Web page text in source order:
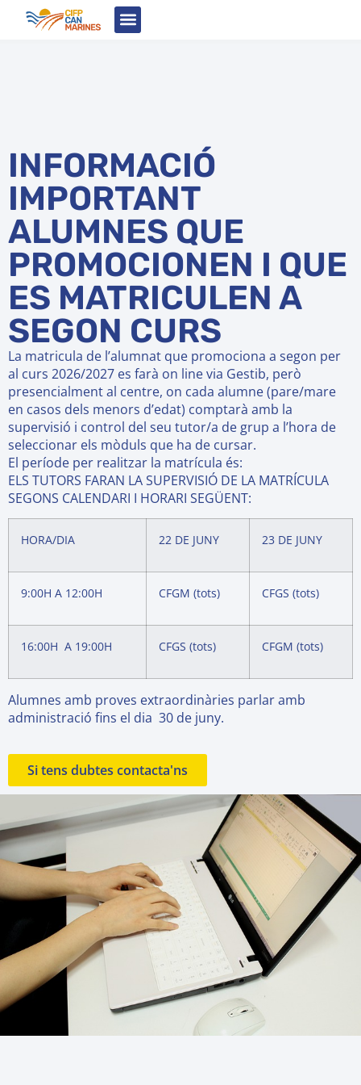
INFORMACIÓ
IMPORTANT
ALUMNES QUE
PROMOCIONEN I QUE
ES MATRICULEN A
SEGON CURS
La matricula de l’alumnat que promociona a segon per
al curs 2026/2027 es farà on line via Gestib, però
presencialment al centre, on cada alumne (pare/mare
en casos dels menors d’edat) comptarà amb la
supervisió i control del seu tutor/a de grup a l’hora de
seleccionar els mòduls que ha de cursar.
El període per realitzar la matrícula és:
ELS TUTORS FARAN LA SUPERVISIÓ DE LA MATRÍCULA
SEGONS CALENDARI I HORARI SEGÜENT:
HORA/DIA 22 DE JUNY 23 DE JUNY
9:00H A 12:00H CFGM (tots) CFGS (tots)
16:00H A 19:00H CFGS (tots) CFGM (tots)
Alumnes amb proves extraordinàries parlar amb
administració fins el dia 30 de juny.
Si tens dubtes contacta'ns